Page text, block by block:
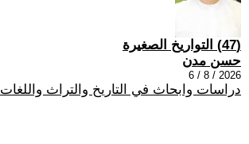
(47) التواريخ الصغيرة
حسن مدن
2026 / 8 / 6
دراسات وابحاث في التاريخ والتراث واللغات